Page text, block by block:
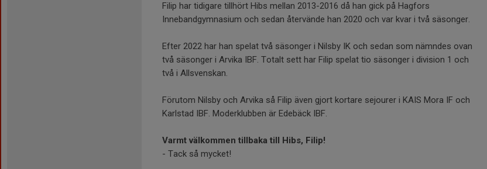
Filip har tidigare tillhört Hibs mellan 2013-2016 då han gick på Hagfors
Innebandgymnasium och sedan återvände han 2020 och var kvar i två säsonger.
Efter 2022 har han spelat två säsonger i Nilsby IK och sedan som nämndes ovan
två säsonger i Arvika IBF. Totalt sett har Filip spelat tio säsonger i division 1 och
två i Allsvenskan.
Förutom Nilsby och Arvika så Filip även gjort kortare sejourer i KAIS Mora IF och
Karlstad IBF. Moderklubben är Edebäck IBF.
Varmt välkommen tillbaka till Hibs, Filip!
- Tack så mycket!